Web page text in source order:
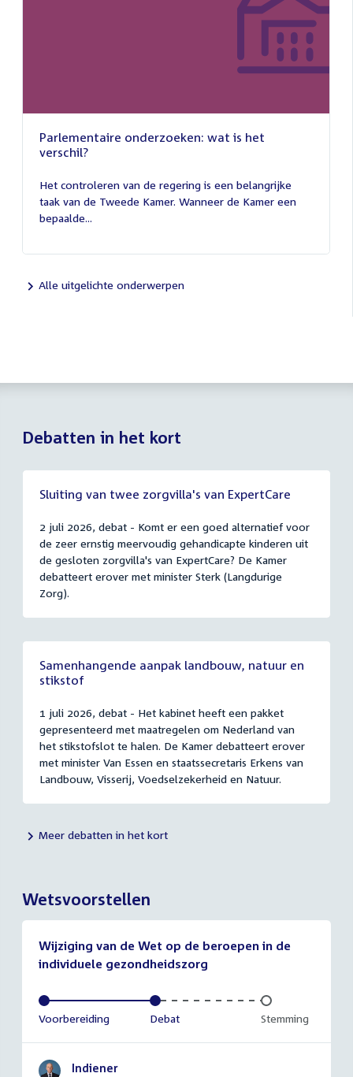
Parlementaire onderzoeken: wat is het
verschil?
juli
2026
Het controleren van de regering is een belangrijke
taak van de Tweede Kamer. Wanneer de Kamer een
bepaalde...
Alle uitgelichte onderwerpen
Debatten in het kort
Sluiting van twee zorgvilla's van ExpertCare
2 juli 2026, debat - Komt er een goed alternatief voor
de zeer ernstig meervoudig gehandicapte kinderen uit
de gesloten zorgvilla's van ExpertCare? De Kamer
debatteert erover met minister Sterk (Langdurige
Zorg).
Samenhangende aanpak landbouw, natuur en
stikstof
1 juli 2026, debat - Het kabinet heeft een pakket
gepresenteerd met maatregelen om Nederland van
het stikstofslot te halen. De Kamer debatteert erover
met minister Van Essen en staatssecretaris Erkens van
Landbouw, Visserij, Voedselzekerheid en Natuur.
Meer debatten in het kort
Wetsvoorstellen
Wijziging van de Wet op de beroepen in de
individuele gezondheidszorg
Voltooid:
Voorbereiding Voltooid:
Debat Onvoltooid:
Stemming
Indiener